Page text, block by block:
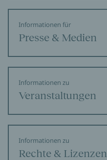
Informationen für
Presse & Medien
Informationen zu
Veranstaltungen
Informationen zu
Rechte & Lizenzen